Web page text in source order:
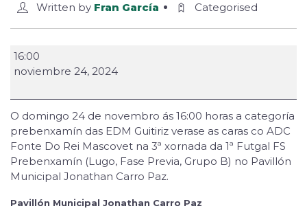
Written by Fran García Categorised
16:00
noviembre 24, 2024
O domingo 24 de novembro ás 16:00 horas a categoría
prebenxamín das EDM Guitiriz verase as caras co ADC
Fonte Do Rei Mascovet na 3ª xornada da 1ª Futgal FS
Prebenxamín (Lugo, Fase Previa, Grupo B) no Pavillón
Municipal Jonathan Carro Paz.
Pavillón Municipal Jonathan Carro Paz